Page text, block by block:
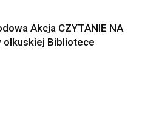
Akcja CZYTANIE NA
olkuskiej Bibliotece